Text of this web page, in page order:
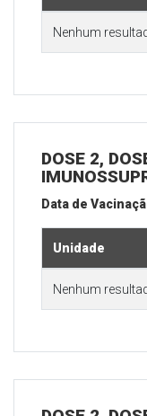
Nenhum
DOSE 2,
Data de
Unidade
Nenhum